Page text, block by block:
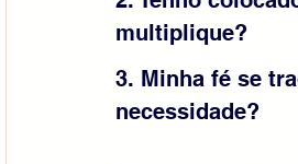
multiplique?
3. Minha fé se
necessidade?